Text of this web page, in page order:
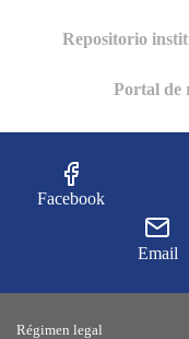
Repositorio
Portal de
Facebook
Email
Régimen legal